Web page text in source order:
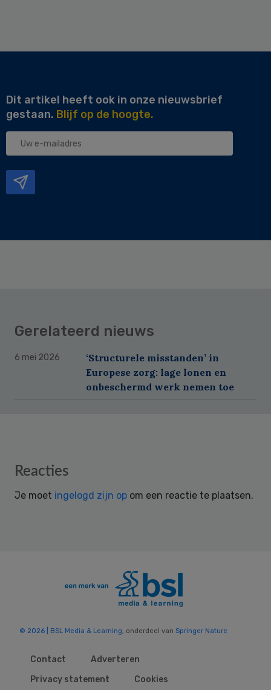
Dit artikel heeft ook in onze nieuwsbrief
gestaan. Blijf op de hoogte.
Uw
Gerelateerd nieuws
6 mei 2026
‘Structurele misstanden’ in
Europese zorg: lage lonen en
onbeschermd werk nemen toe
Reader
Reacties
Je moet ingelogd zijn op om een reactie te plaatsen.
© 2026 | BSL Media & Learning , onderdeel van Springer Nature
Contact
Adverteren
Privacy statement
Cookies